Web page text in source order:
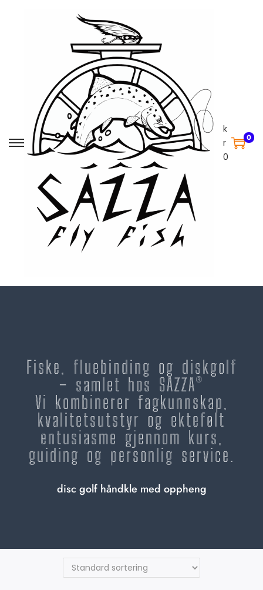
k
r
0
0
Fiske, fluebinding og diskgolf
– samlet hos SAZZA®
Vi kombinerer fagkunnskap,
kvalitetsutstyr og ektefølt
entusiasme gjennom kurs,
guiding og personlig service.
disc golf håndkle med oppheng